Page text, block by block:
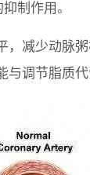
制作用。
减少动脉
调节脂质